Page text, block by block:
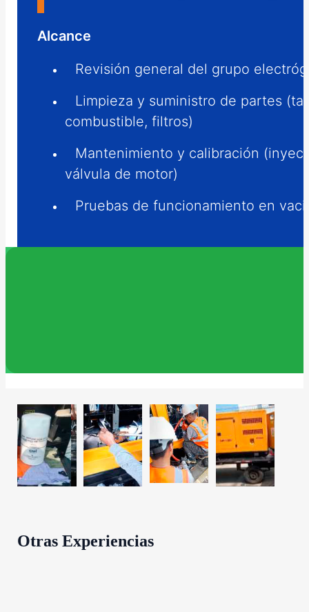
Alcance
Revisión general del grupo
Limpieza y suministro de partes
combustible, filtros)
Mantenimiento y calibración
válvula de motor)
Pruebas de funcionamiento en
Otras Experiencias